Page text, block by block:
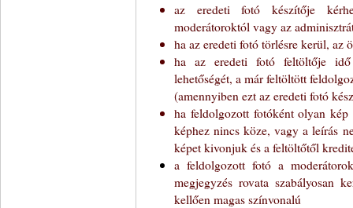
az eredeti fotó készítője
moderátoroktól vagy az
ha az eredeti fotó törlésre kerül, az
ha az eredeti fotó feltöltője idő
lehetőségét, a már feltöltött
(amennyiben ezt az eredeti fotó
ha feldolgozott fotóként olyan
képhez nincs köze, vagy a leírás
képet kivonjuk és a feltöltőtől
a feldolgozott fotó a
megjegyzés rovata szabályosan
kellően magas színvonalú